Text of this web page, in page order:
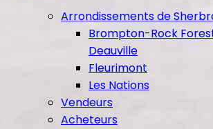
Arrondissements de
Brompton-Rock
Deauville
Fleurimont
Les Nations
Vendeurs
Acheteurs